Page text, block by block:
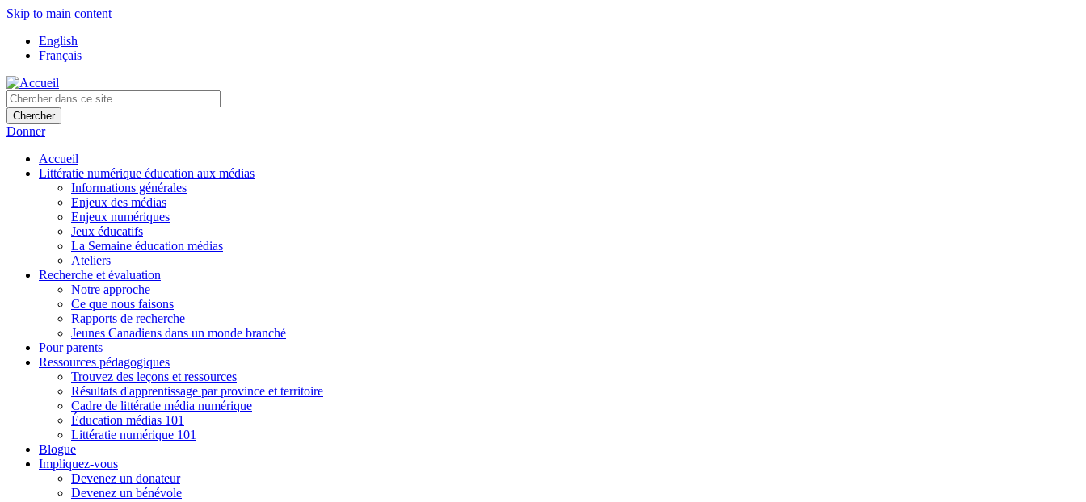
Skip to main content
English
Français
Donner
Accueil
Littératie numérique éducation aux médias
Informations générales
Enjeux des médias
Enjeux numériques
Jeux éducatifs
La Semaine éducation médias
Ateliers
Recherche et évaluation
Notre approche
Ce que nous faisons
Rapports de recherche
Jeunes Canadiens dans un monde branché
Pour parents
Ressources pédagogiques
Trouvez des leçons et ressources
Résultats d'apprentissage par province et territoire
Cadre de littératie média numérique
Éducation médias 101
Littératie numérique 101
Blogue
Impliquez-vous
Devenez un donateur
Devenez un bénévole